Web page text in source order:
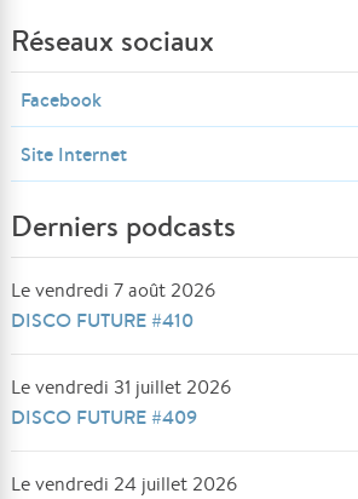
Réseaux sociaux
Facebook
Site Internet
Derniers podcasts
Le vendredi 7 août 2026
DISCO FUTURE #410
Le vendredi 31 juillet 2026
DISCO FUTURE #409
Le vendredi 24 juillet 2026